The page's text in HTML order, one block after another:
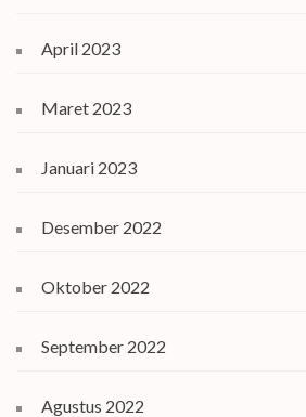
April 2023
Maret 2023
Januari 2023
Desember 2022
Oktober 2022
September 2022
Agustus 2022